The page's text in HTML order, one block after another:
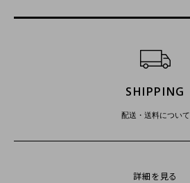
SHIPPING
配送・送料について
詳細を見る